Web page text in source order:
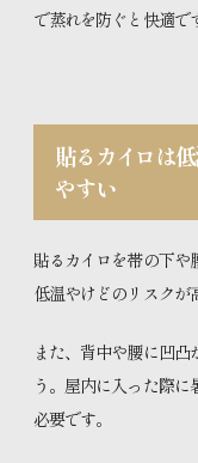
で蒸れを防ぐと快適で
貼るカイロは
やすい
貼るカイロを帯の下や
低温やけどのリスクが
また、背中や腰に凹凸
う。屋内に入った際
必要です。